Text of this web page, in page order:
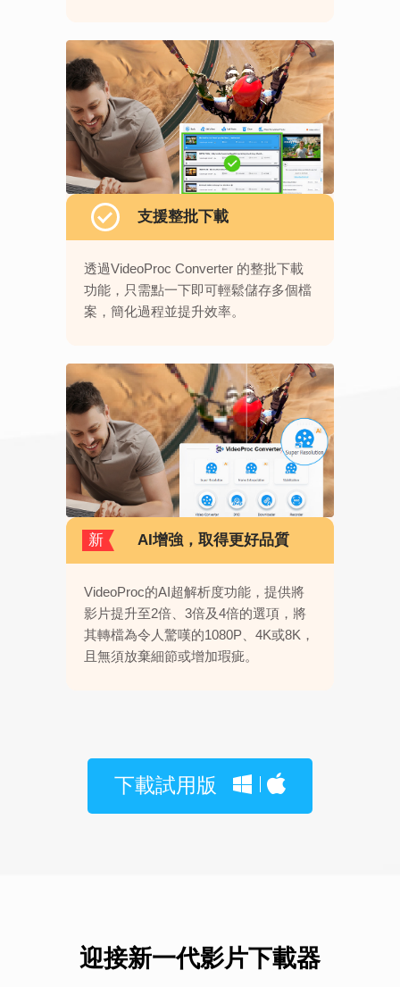
支援整批下載
透過VideoProc Converter 的整批下載
功能，只需點一下即可輕鬆儲存多個檔
案，簡化過程並提升效率。
新 AI增強，取得更好品質
VideoProc的AI超解析度功能，提供將
影片提升至2倍、3倍及4倍的選項，將
其轉檔為令人驚嘆的1080P、4K或8K，
且無須放棄細節或增加瑕疵。
下載試用版
迎接新一代影片下載器